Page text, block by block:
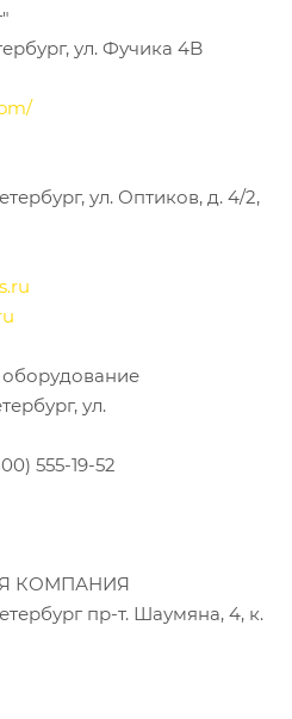
ул. Фучика 4B
ул. Оптиков, д. 4/2,
ул.
555-19-52
КОМПАНИЯ
пр-т. Шаумяна, 4, к.